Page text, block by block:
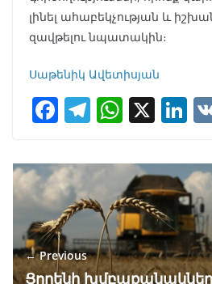
լինել ահաբեկչության և
զավթելու նպատակին։
Սաթենիկ Ավետիսյան
F
e
b
o
o
k
T
e
gr
a
m
W
at
s
A
p
p
X Li
k
e
dI
n
← Previous
Ցորենի